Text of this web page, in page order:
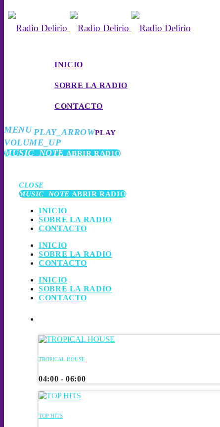
INICIO
SOBRE LA RADIO
CONTACTO
MENU PLAY_ARROWPLAY
VOLUME_UP
MUSIC_NOTE ABRIR RADIO
CLOSE
MUSIC_NOTE ABRIR RADIO
INICIO
SOBRE LA RADIO
CONTACTO
INICIO
SOBRE LA RADIO
CONTACTO
INICIO
SOBRE LA RADIO
CONTACTO
TROPICAL HOUSE
04:00 - 06:00
TOP HITS